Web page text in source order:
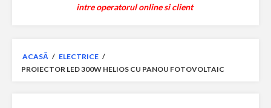
intre operatorul online si client
ACASĂ / ELECTRICE /
PROIECTOR LED 300W HELIOS CU PANOU FOTOVOLTAIC